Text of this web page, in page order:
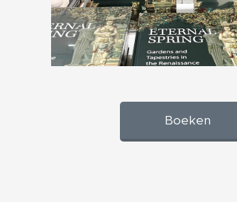
Boeken